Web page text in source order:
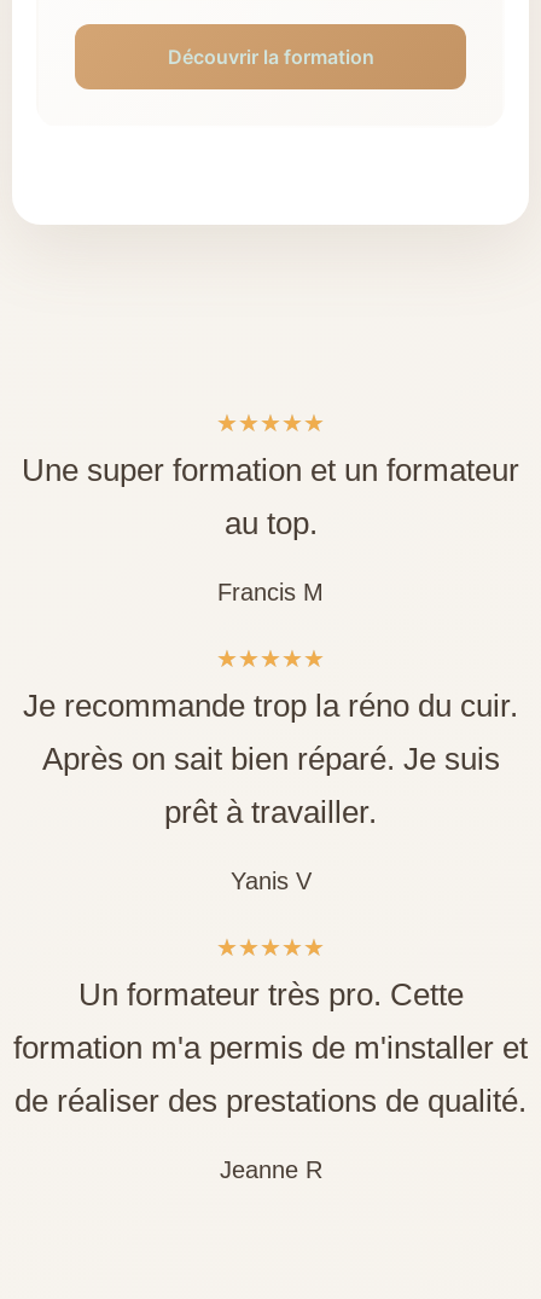
Découvrir la formation
★★★★★
Une super formation et un formateur
au top.
Francis M
★★★★★
Je recommande trop la réno du cuir.
Après on sait bien réparé. Je suis
prêt à travailler.
Yanis V
★★★★★
Un formateur très pro. Cette
formation m'a permis de m'installer et
de réaliser des prestations de qualité.
Jeanne R